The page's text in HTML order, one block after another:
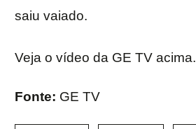
saiu vaiado.
Veja o vídeo da GE TV acima.
Fonte: GE TV